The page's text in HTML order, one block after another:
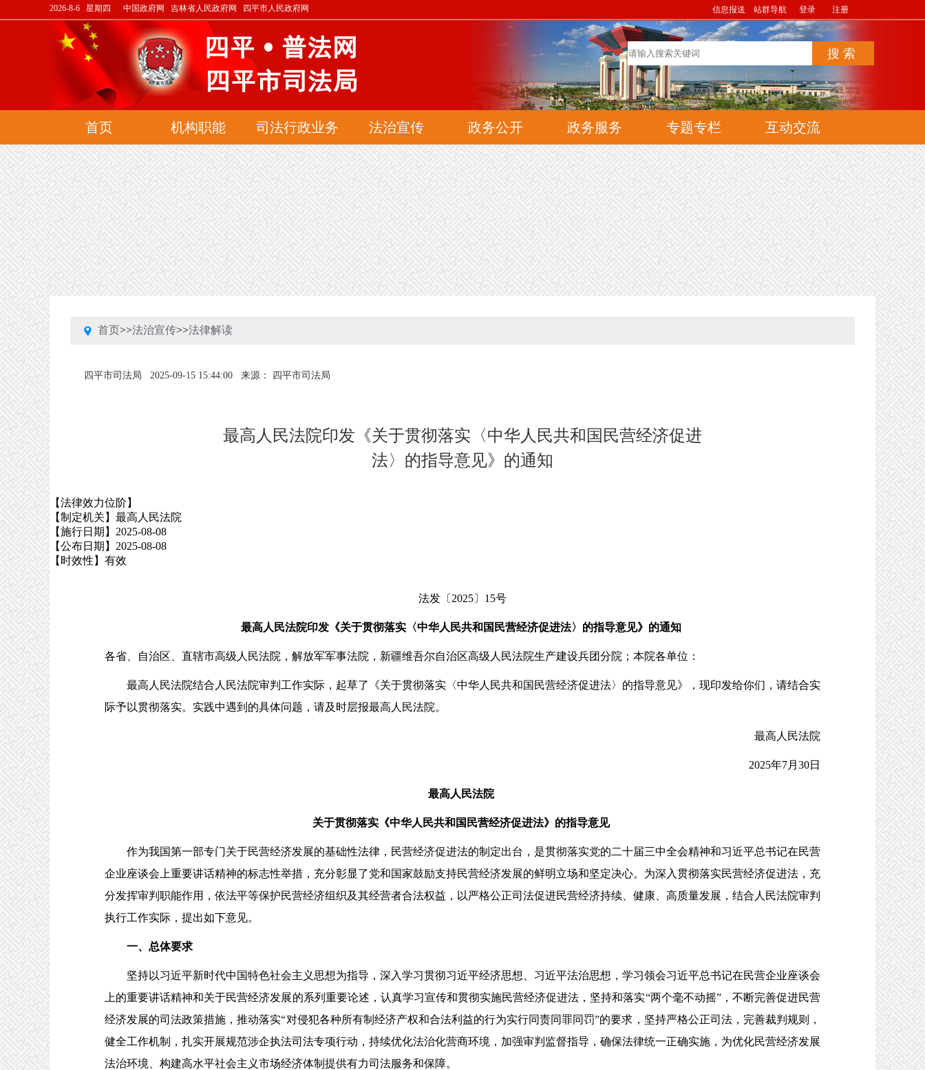
2026-8-6 星期四 中国政府网 吉林省人民政府网 四平市人民政府网 信息报送 站群导航 登录 注册
首页 机构职能 司法行政业务 法治宣传 政务公开 政务服务 专题专栏 互动交流
首页>>法治宣传>>法律解读
四平市司法局 2025-09-15 15:44:00 来源： 四平市司法局
最高人民法院印发《关于贯彻落实〈中华人民共和国民营经济促进
法〉的指导意见》的通知
【法律效力位阶】
【制定机关】最高人民法院
【施行日期】2025-08-08
【公布日期】2025-08-08
【时效性】有效
法发〔2025〕15号
最高人民法院印发《关于贯彻落实〈中华人民共和国民营经济促进法〉的指导意见》的通知
各省、自治区、直辖市高级人民法院，解放军军事法院，新疆维吾尔自治区高级人民法院生产建设兵团分院；本院各单位：
最高人民法院结合人民法院审判工作实际，起草了《关于贯彻落实〈中华人民共和国民营经济促进法〉的指导意见》，现印发给你们，请结合实
际予以贯彻落实。实践中遇到的具体问题，请及时层报最高人民法院。
最高人民法院
2025年7月30日
最高人民法院
关于贯彻落实《中华人民共和国民营经济促进法》的指导意见
作为我国第一部专门关于民营经济发展的基础性法律，民营经济促进法的制定出台，是贯彻落实党的二十届三中全会精神和习近平总书记在民营
企业座谈会上重要讲话精神的标志性举措，充分彰显了党和国家鼓励支持民营经济发展的鲜明立场和坚定决心。为深入贯彻落实民营经济促进法，充
分发挥审判职能作用，依法平等保护民营经济组织及其经营者合法权益，以严格公正司法促进民营经济持续、健康、高质量发展，结合人民法院审判
执行工作实际，提出如下意见。
一、总体要求
坚持以习近平新时代中国特色社会主义思想为指导，深入学习贯彻习近平经济思想、习近平法治思想，学习领会习近平总书记在民营企业座谈会
上的重要讲话精神和关于民营经济发展的系列重要论述，认真学习宣传和贯彻实施民营经济促进法，坚持和落实“两个毫不动摇”，不断完善促进民营
经济发展的司法政策措施，推动落实“对侵犯各种所有制经济产权和合法利益的行为实行同责同罪同罚”的要求，坚持严格公正司法，完善裁判规则，
健全工作机制，扎实开展规范涉企执法司法专项行动，持续优化法治化营商环境，加强审判监督指导，确保法律统一正确实施，为优化民营经济发展
法治环境、构建高水平社会主义市场经济体制提供有力司法服务和保障。